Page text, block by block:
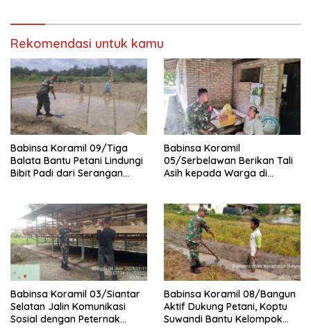
Rekomendasi untuk kamu
Babinsa Koramil 09/Tiga
Balata Bantu Petani Lindungi
Bibit Padi dari Serangan
Babinsa Koramil
05/Serbelawan Berikan Tali
Asih kepada Warga di
Babinsa Koramil 03/Siantar
Selatan Jalin Komunikasi
Sosial dengan Peternak
Babinsa Koramil 08/Bangun
Aktif Dukung Petani, Koptu
Suwandi Bantu Kelompok